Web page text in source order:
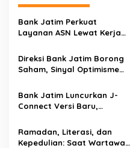
Bank Jatim Perkuat
Layanan ASN Lewat Kerja
Kelola Payroll Rp1,5 Triliun
per Bulan
Direksi Bank Jatim Borong
Saham, Sinyal Optimisme
Perseroan
Bank Jatim Luncurkan J-
Connect Versi Baru,
pada 2026
Ramadan, Literasi, dan
Kepedulian: Saat Wartawan